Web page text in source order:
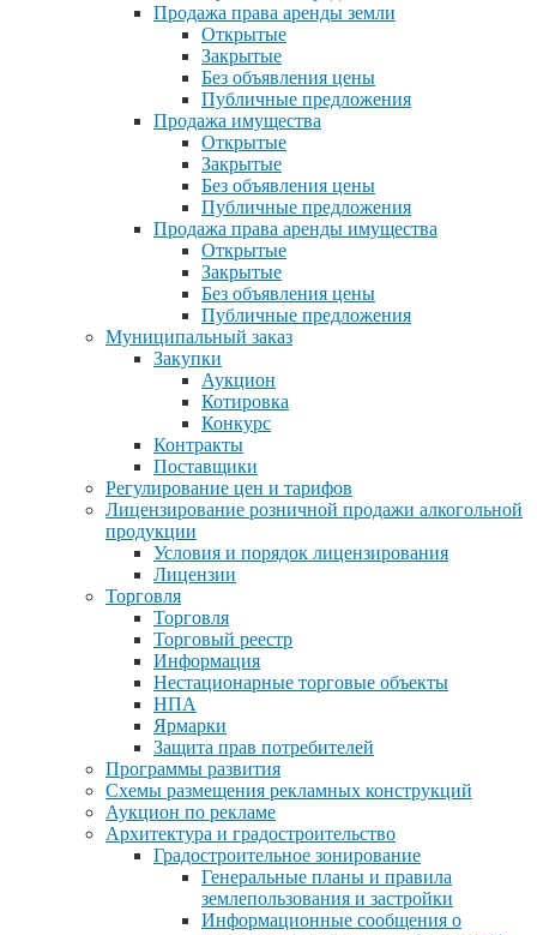
Продажа права аренды земли
Открытые
Закрытые
Без объявления цены
Публичные предложения
Продажа имущества
Открытые
Закрытые
Без объявления цены
Публичные предложения
Продажа права аренды имущества
Открытые
Закрытые
Без объявления цены
Публичные предложения
Муниципальный заказ
Закупки
Аукцион
Котировка
Конкурс
Контракты
Поставщики
Регулирование цен и тарифов
Лицензирование розничной продажи алкогольной
продукции
Условия и порядок лицензирования
Лицензии
Торговля
Торговля
Торговый реестр
Информация
Нестационарные торговые объекты
НПА
Ярмарки
Защита прав потребителей
Программы развития
Схемы размещения рекламных конструкций
Аукцион по рекламе
Архитектура и градостроительство
Градостроительное зонирование
Генеральные планы и правила
землепользования и застройки
Информационные сообщения о